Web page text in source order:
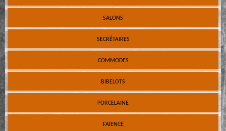
SALONS
SECRÉTAIRES
COMMODES
BIBELOTS
PORCELAINE
FAÏENCE